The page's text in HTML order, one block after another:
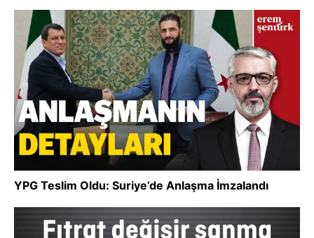
YPG Teslim Oldu: Suriye’de Anlaşma İmzalandı